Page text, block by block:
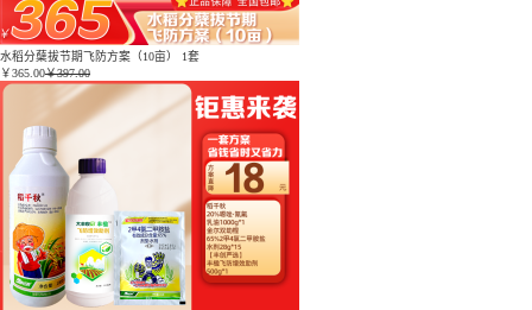
水稻分蘖拔节期飞防方案（10亩） 1套
￥365.00￥397.00